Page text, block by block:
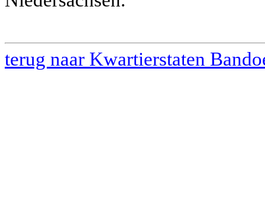
terug naar Kwartierstaten